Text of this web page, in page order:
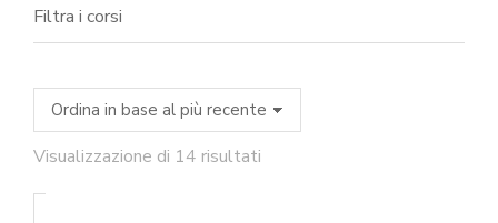
Filtra i corsi
Visualizzazione di 14 risultati